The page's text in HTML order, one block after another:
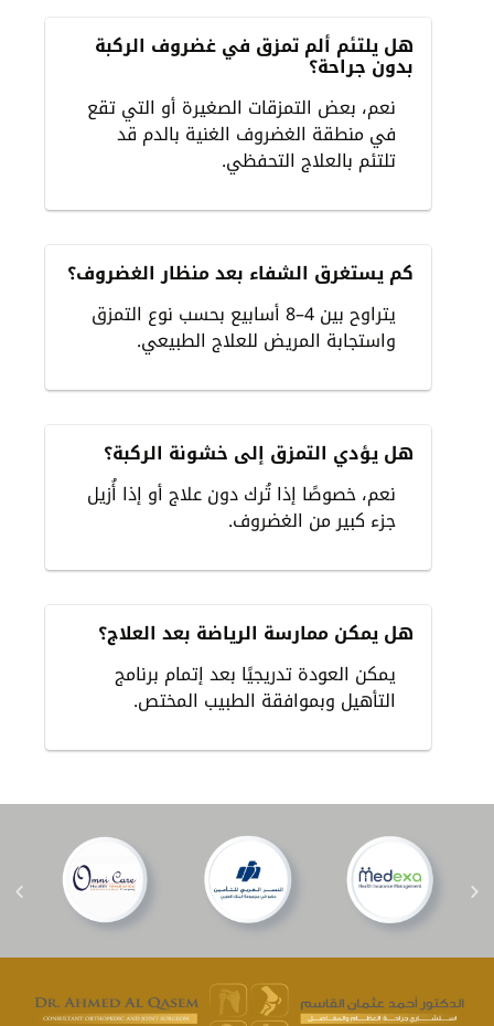
هل يلتئم ألم تمزق في غضروف الركبة
بدون جراحة؟
نعم، بعض التمزقات الصغيرة أو التي تقع
في منطقة الغضروف الغنية بالدم قد
تلتئم بالعلاج التحفظي.
كم يستغرق الشفاء بعد منظار الغضروف؟
يتراوح بين 4–8 أسابيع بحسب نوع التمزق
واستجابة المريض للعلاج الطبيعي.
هل يؤدي التمزق إلى خشونة الركبة؟
نعم، خصوصًا إذا تُرك دون علاج أو إذا أُزيل
جزء كبير من الغضروف.
هل يمكن ممارسة الرياضة بعد العلاج؟
يمكن العودة تدريجيًا بعد إتمام برنامج
التأهيل وبموافقة الطبيب المختص.